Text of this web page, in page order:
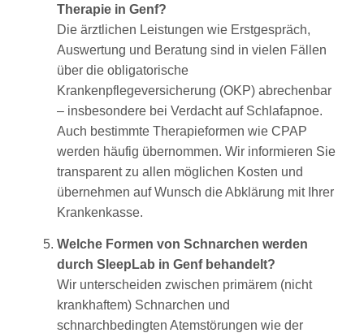
Therapie in Genf?
Die ärztlichen Leistungen wie Erstgespräch,
Auswertung und Beratung sind in vielen Fällen
über die obligatorische
Krankenpflegeversicherung (OKP) abrechenbar
– insbesondere bei Verdacht auf Schlafapnoe.
Auch bestimmte Therapieformen wie CPAP
werden häufig übernommen. Wir informieren Sie
transparent zu allen möglichen Kosten und
übernehmen auf Wunsch die Abklärung mit Ihrer
Krankenkasse.
Welche Formen von Schnarchen werden
durch SleepLab in Genf behandelt?
Wir unterscheiden zwischen primärem (nicht
krankhaftem) Schnarchen und
schnarchbedingten Atemstörungen wie der